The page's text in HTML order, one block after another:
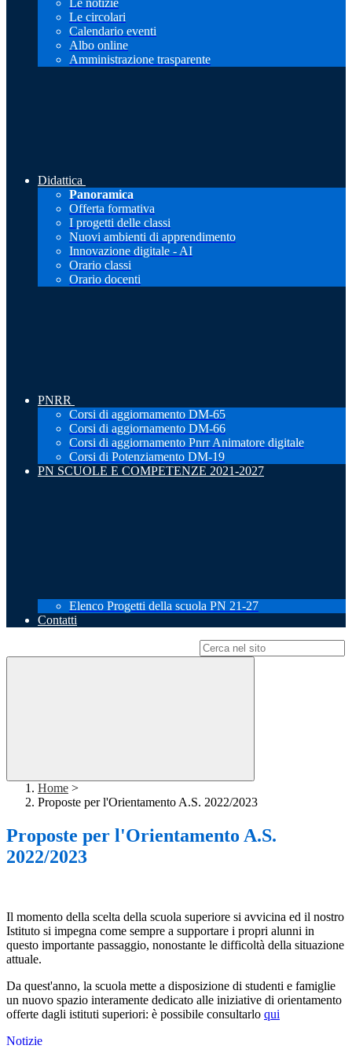
Le notizie
Le circolari
Calendario eventi
Albo online
Amministrazione trasparente
Didattica
Panoramica
Offerta formativa
I progetti delle classi
Nuovi ambienti di apprendimento
Innovazione digitale - AI
Orario classi
Orario docenti
PNRR
Corsi di aggiornamento DM-65
Corsi di aggiornamento DM-66
Corsi di aggiornamento Pnrr Animatore digitale
Corsi di Potenziamento DM-19
PN SCUOLE E COMPETENZE 2021-2027
Elenco Progetti della scuola PN 21-27
Contatti
Home >
Proposte per l'Orientamento A.S. 2022/2023
Proposte per l'Orientamento A.S.
2022/2023
Il momento della scelta della scuola superiore si avvicina ed il nostro
Istituto si impegna come sempre a supportare i propri alunni in
questo importante passaggio, nonostante le difficoltà della situazione
attuale.
Da quest'anno, la scuola mette a disposizione di studenti e famiglie
un nuovo spazio interamente dedicato alle iniziative di orientamento
offerte dagli istituti superiori: è possibile consultarlo qui
Notizie